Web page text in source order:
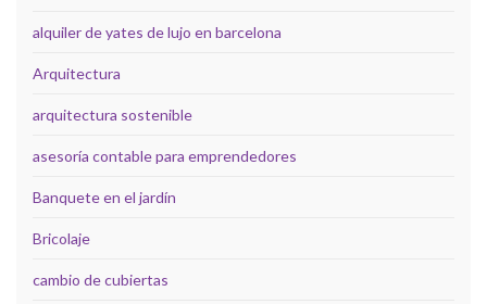
alquiler de yates de lujo en barcelona
Arquitectura
arquitectura sostenible
asesoría contable para emprendedores
Banquete en el jardín
Bricolaje
cambio de cubiertas